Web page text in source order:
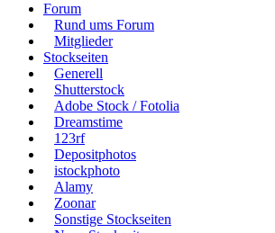
Forum
Rund ums Forum
Mitglieder
Stockseiten
Generell
Shutterstock
Adobe Stock / Fotolia
Dreamstime
123rf
Depositphotos
istockphoto
Alamy
Zoonar
Sonstige Stockseiten